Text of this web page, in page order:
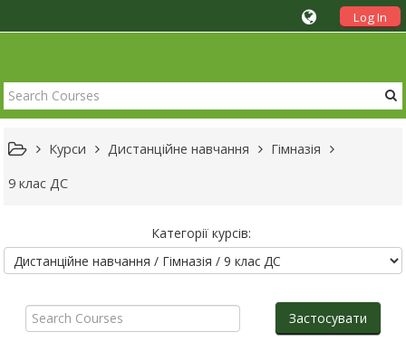
Log In
Курси Дистанційне навчання
Гімназія
9 клас ДС
Категорії курсів:
Courses
Застосувати